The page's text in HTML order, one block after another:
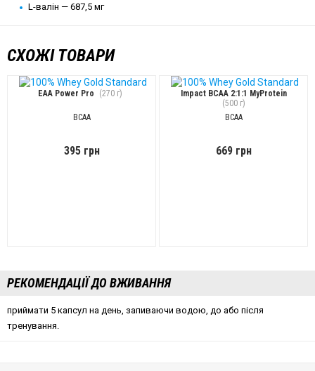
L-валін — 687,5 мг
СХОЖІ ТОВАРИ
EAA Power Pro (270 г)
BCAA
395 грн
Impact BCAA 2:1:1 MyProtein
(500 г)
BCAA
669 грн
РЕКОМЕНДАЦІЇ ДО ВЖИВАННЯ
приймати 5 капсул на день, запиваючи водою, до або після
тренування.